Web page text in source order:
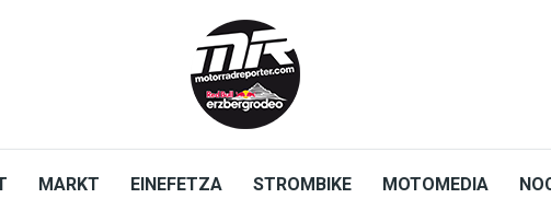
MARKT EINEFETZA STROMBIKE MOTOMEDIA